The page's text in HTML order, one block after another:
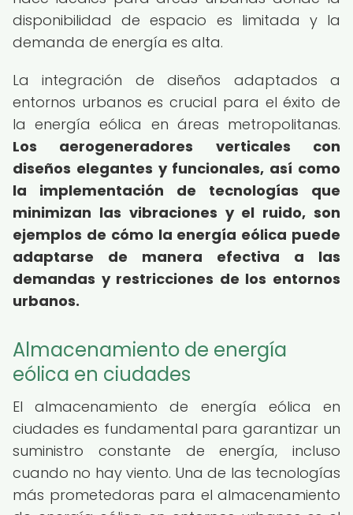
disponibilidad de espacio es limitada y la
demanda de energía es alta.
La integración de diseños adaptados a
entornos urbanos es crucial para el éxito de
la energía eólica en áreas metropolitanas.
Los aerogeneradores verticales con
diseños elegantes y funcionales, así como
la implementación de tecnologías que
minimizan las vibraciones y el ruido, son
ejemplos de cómo la energía eólica puede
adaptarse de manera efectiva a las
demandas y restricciones de los entornos
urbanos.
Almacenamiento de energía
eólica en ciudades
El almacenamiento de energía eólica en
ciudades es fundamental para garantizar un
suministro constante de energía, incluso
cuando no hay viento. Una de las tecnologías
más prometedoras para el almacenamiento